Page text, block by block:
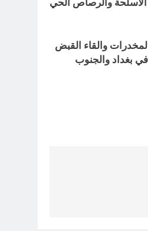
والقاء القبض
بغداد والجنوب